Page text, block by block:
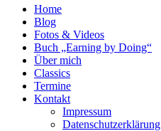
Home
Blog
Fotos & Videos
Buch „Earning by Doing“
Über mich
Classics
Termine
Kontakt
Impressum
Datenschutzerklärung